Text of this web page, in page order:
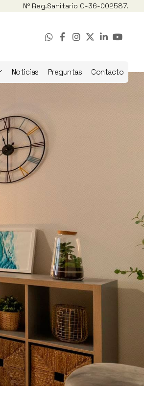
Nº Reg.Sanitario C-36-002587.
Noticias Preguntas Contacto